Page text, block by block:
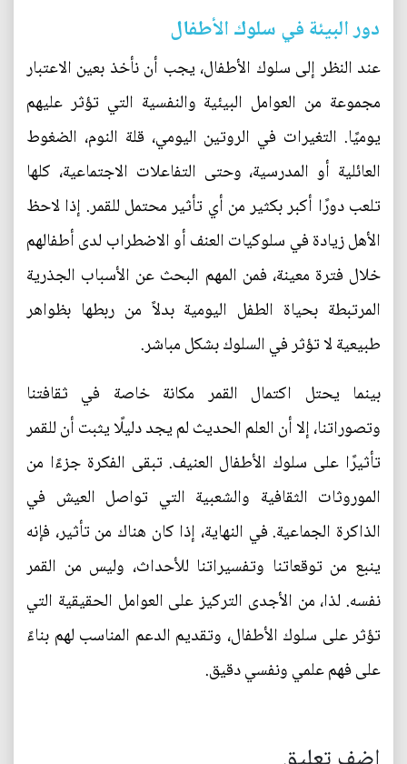
دور البيئة في سلوك الأطفال
عند النظر إلى سلوك الأطفال، يجب أن نأخذ بعين الاعتبار
مجموعة من العوامل البيئية والنفسية التي تؤثر عليهم
يوميًا. التغيرات في الروتين اليومي، قلة النوم، الضغوط
العائلية أو المدرسية، وحتى التفاعلات الاجتماعية، كلها
تلعب دورًا أكبر بكثير من أي تأثير محتمل للقمر. إذا لاحظ
الأهل زيادة في سلوكيات العنف أو الاضطراب لدى أطفالهم
خلال فترة معينة، فمن المهم البحث عن الأسباب الجذرية
المرتبطة بحياة الطفل اليومية بدلاً من ربطها بظواهر
طبيعية لا تؤثر في السلوك بشكل مباشر.
بينما يحتل اكتمال القمر مكانة خاصة في ثقافتنا
وتصوراتنا، إلا أن العلم الحديث لم يجد دليلًا يثبت أن للقمر
تأثيرًا على سلوك الأطفال العنيف. تبقى الفكرة جزءًا من
الموروثات الثقافية والشعبية التي تواصل العيش في
الذاكرة الجماعية. في النهاية، إذا كان هناك من تأثير، فإنه
ينبع من توقعاتنا وتفسيراتنا للأحداث، وليس من القمر
نفسه. لذا، من الأجدى التركيز على العوامل الحقيقية التي
تؤثر على سلوك الأطفال، وتقديم الدعم المناسب لهم بناءً
على فهم علمي ونفسي دقيق.